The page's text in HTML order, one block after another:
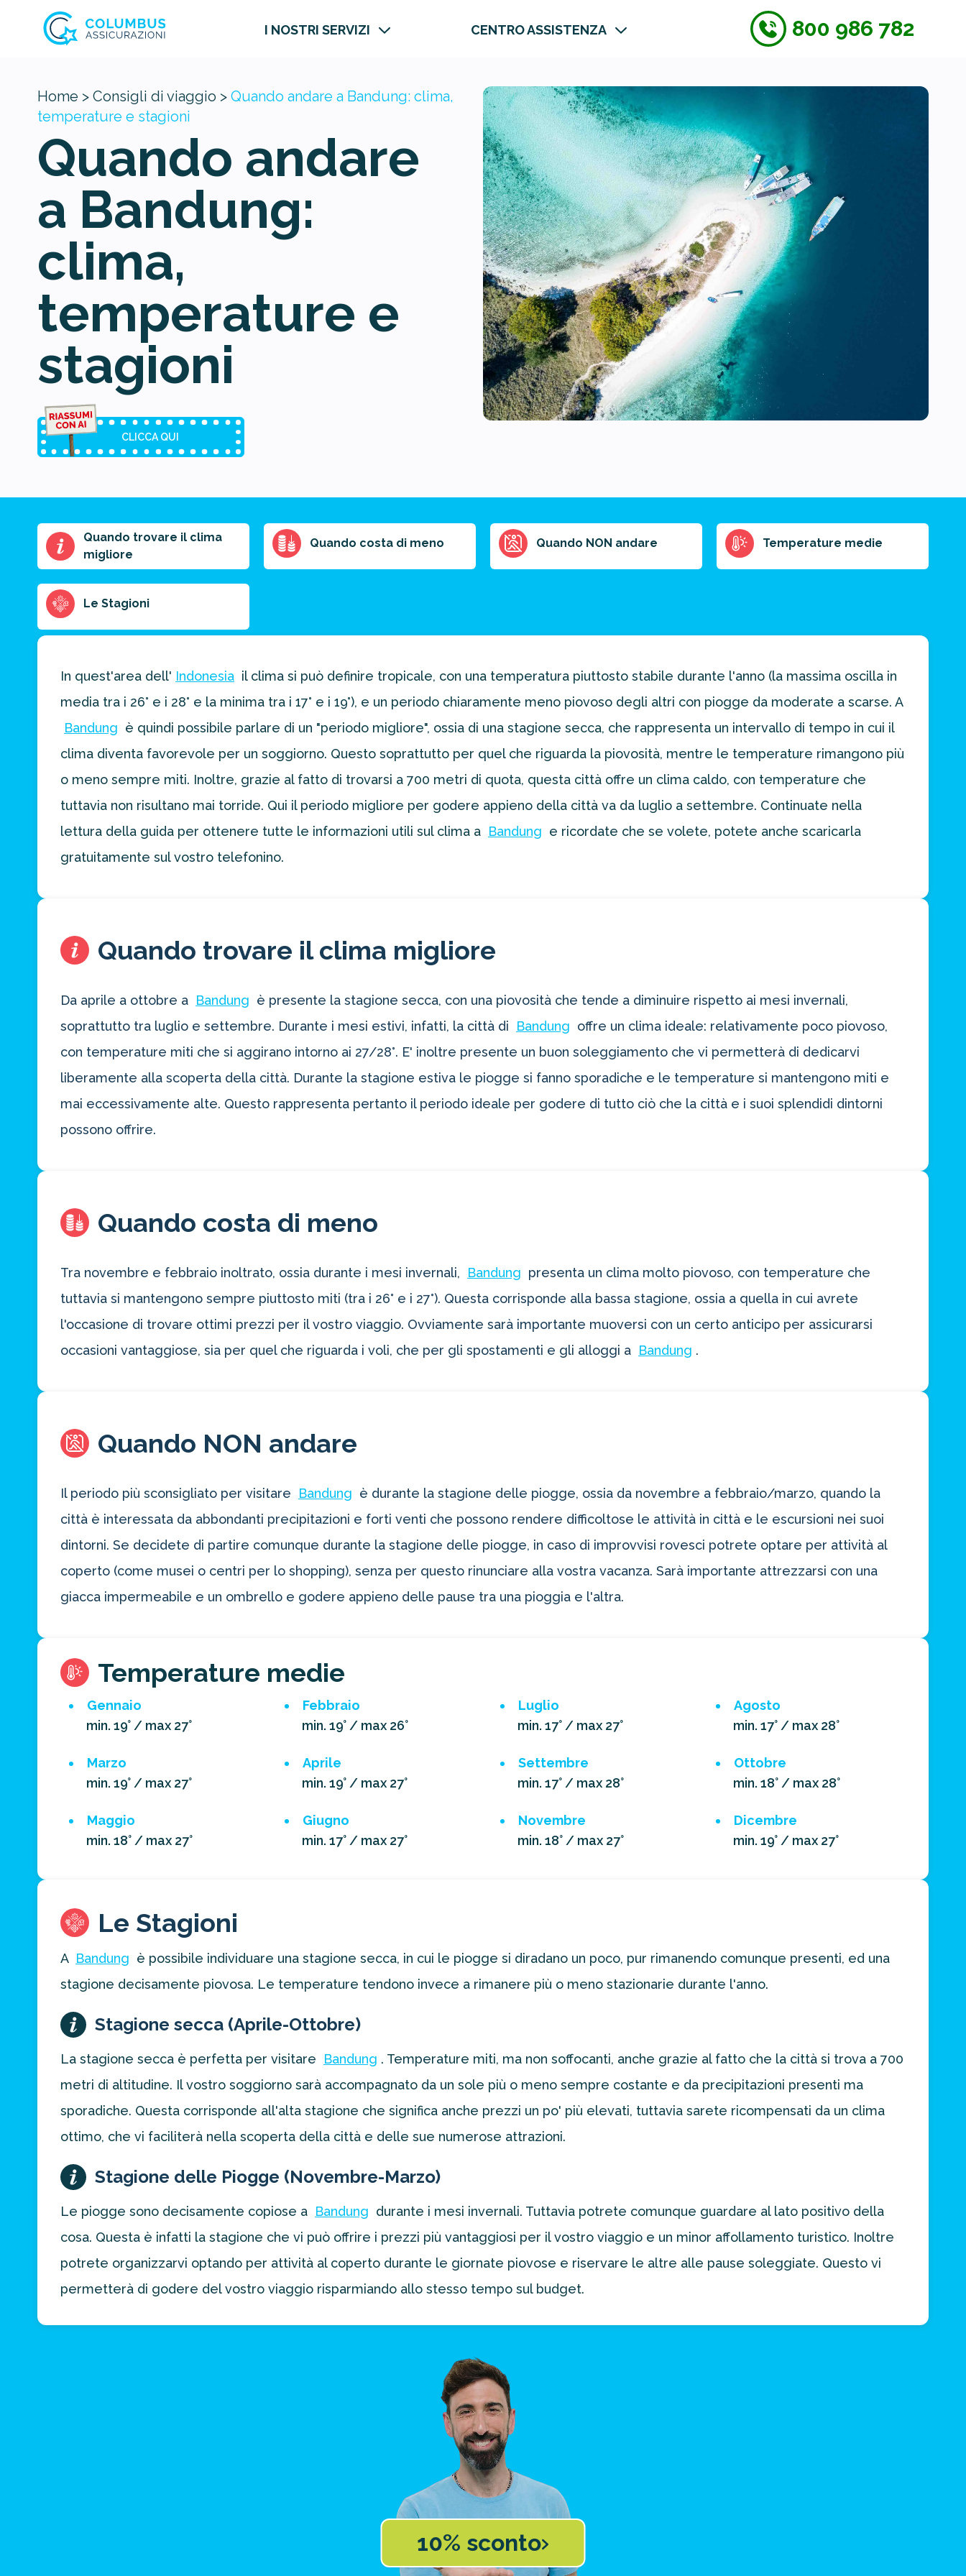
I NOSTRI SERVIZI CENTRO ASSISTENZA 800 986 782
Home > Consigli di viaggio > Quando andare a Bandung: clima,
temperature e stagioni
Quando andare
a Bandung:
clima,
temperature e
stagioni
CLICCA QUI
Riassunto
dell'articolo
del riassunto
Breve Medio Punti chiave
preventivo
personalizzato
per la tua
prossima
di viaggio.
PREVENTIVO
Quando trovare il clima
migliore
Quando costa di meno Quando NON andare Temperature medie
Le Stagioni
In quest'area dell' Indonesia il clima si può definire tropicale, con una temperatura piuttosto stabile durante l'anno (la massima oscilla in
media tra i 26° e i 28° e la minima tra i 17° e i 19°), e un periodo chiaramente meno piovoso degli altri con piogge da moderate a scarse. A
Bandung è quindi possibile parlare di un "periodo migliore", ossia di una stagione secca, che rappresenta un intervallo di tempo in cui il
clima diventa favorevole per un soggiorno. Questo soprattutto per quel che riguarda la piovosità, mentre le temperature rimangono più
o meno sempre miti. Inoltre, grazie al fatto di trovarsi a 700 metri di quota, questa città offre un clima caldo, con temperature che
tuttavia non risultano mai torride. Qui il periodo migliore per godere appieno della città va da luglio a settembre. Continuate nella
lettura della guida per ottenere tutte le informazioni utili sul clima a Bandung e ricordate che se volete, potete anche scaricarla
gratuitamente sul vostro telefonino.
Quando trovare il clima migliore
Da aprile a ottobre a Bandung è presente la stagione secca, con una piovosità che tende a diminuire rispetto ai mesi invernali,
soprattutto tra luglio e settembre. Durante i mesi estivi, infatti, la città di
Bandung offre un clima ideale: relativamente poco piovoso,
con temperature miti che si aggirano intorno ai 27/28°. E' inoltre presente un buon soleggiamento che vi permetterà di dedicarvi
liberamente alla scoperta della città. Durante la stagione estiva le piogge si fanno sporadiche e le temperature si mantengono miti e
mai eccessivamente alte. Questo rappresenta pertanto il periodo ideale per godere di tutto ciò che la città e i suoi splendidi dintorni
possono offrire.
Quando costa di meno
Tra novembre e febbraio inoltrato, ossia durante i mesi invernali, Bandung presenta un clima molto piovoso, con temperature che
tuttavia si mantengono sempre piuttosto miti (tra i 26° e i 27°). Questa corrisponde alla bassa stagione, ossia a quella in cui avrete
l'occasione di trovare ottimi prezzi per il vostro viaggio. Ovviamente sarà importante muoversi con un certo anticipo per assicurarsi
occasioni vantaggiose, sia per quel che riguarda i voli, che per gli spostamenti e gli alloggi a Bandung .
Quando NON andare
Il periodo più sconsigliato per visitare Bandung è durante la stagione delle piogge, ossia da novembre a febbraio/marzo, quando la
città è interessata da abbondanti precipitazioni e forti venti che possono rendere difficoltose le attività in città e le escursioni nei suoi
dintorni. Se decidete di partire comunque durante la stagione delle piogge, in caso di improvvisi rovesci potrete optare per attività al
coperto (come musei o centri per lo shopping), senza per questo rinunciare alla vostra vacanza. Sarà importante attrezzarsi con una
giacca impermeabile e un ombrello e godere appieno delle pause tra una pioggia e l'altra.
Temperature medie
Gennaio
min. 19° / max 27°
Febbraio
min. 19° / max 26°
Marzo
min. 19° / max 27°
Aprile
min. 19° / max 27°
Maggio
min. 18° / max 27°
Giugno
min. 17° / max 27°
Luglio
min. 17° / max 27°
Agosto
min. 17° / max 28°
Settembre
min. 17° / max 28°
Ottobre
min. 18° / max 28°
Novembre
min. 18° / max 27°
Dicembre
min. 19° / max 27°
Le Stagioni
A Bandung è possibile individuare una stagione secca, in cui le piogge si diradano un poco, pur rimanendo comunque presenti, ed una
stagione decisamente piovosa. Le temperature tendono invece a rimanere più o meno stazionarie durante l'anno.
Stagione secca (Aprile-Ottobre)
La stagione secca è perfetta per visitare Bandung . Temperature miti, ma non soffocanti, anche grazie al fatto che la città si trova a 700
metri di altitudine. Il vostro soggiorno sarà accompagnato da un sole più o meno sempre costante e da precipitazioni presenti ma
sporadiche. Questa corrisponde all'alta stagione che significa anche prezzi un po' più elevati, tuttavia sarete ricompensati da un clima
ottimo, che vi faciliterà nella scoperta della città e delle sue numerose attrazioni.
Stagione delle Piogge (Novembre-Marzo)
Le piogge sono decisamente copiose a Bandung durante i mesi invernali. Tuttavia potrete comunque guardare al lato positivo della
cosa. Questa è infatti la stagione che vi può offrire i prezzi più vantaggiosi per il vostro viaggio e un minor affollamento turistico. Inoltre
potrete organizzarvi optando per attività al coperto durante le giornate piovose e riservare le altre alle pause soleggiate. Questo vi
permetterà di godere del vostro viaggio risparmiando allo stesso tempo sul budget.
10% sconto
Risparmia oltre il 21%!
approfitta del nostro 4-2-1
4 promozioni, 2 omaggi e 1 Novità!
ATTIVA OFFERTA